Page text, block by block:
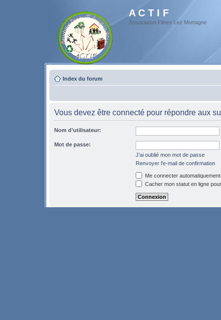
A C T I F
Association Flines Lez Mortagne
Index du forum
Vous devez être connecté pour répondre aux
Nom d’utilisateur:
Mot de passe:
J’ai oublié mon mot de passe
Renvoyer l’e-mail de confirmation
Me connecter
Cacher mon statut en ligne